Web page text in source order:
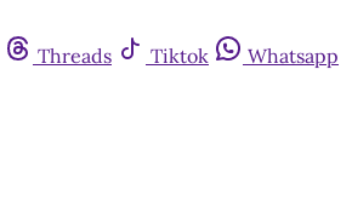
Threads Tiktok
Whatsapp